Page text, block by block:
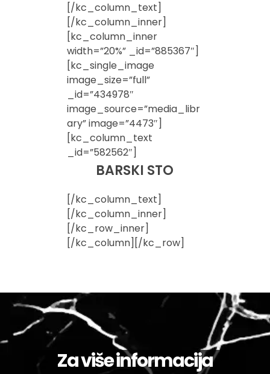
[/kc_column_text]
[/kc_column_inner]
[kc_column_inner
width=”20%” _id=”885367″]
[kc_single_image
image_size=”full”
_id=”434978″
image_source=”media_libr
ary” image=”4473″]
[kc_column_text
_id=”582562″]
BARSKI STO
[/kc_column_text]
[/kc_column_inner]
[/kc_row_inner]
[/kc_column][/kc_row]
Za više informacija